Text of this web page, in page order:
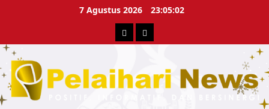
7 Agustus 2026 23:05:02
Berita Advertorial